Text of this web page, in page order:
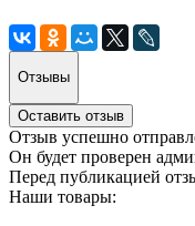
Отзывы
Оставить отзыв
Отзыв успешно
Он будет проверен
Перед публикацией
Наши товары: